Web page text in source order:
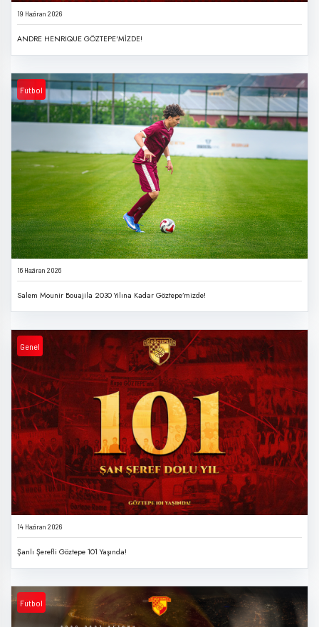
19 Haziran 2026
ANDRE HENRIQUE GÖZTEPE'MİZDE!
Futbol
16 Haziran 2026
Salem Mounir Bouajila 2030 Yılına Kadar Göztepe’mizde!
Genel
14 Haziran 2026
Şanlı Şerefli Göztepe 101 Yaşında!
Futbol